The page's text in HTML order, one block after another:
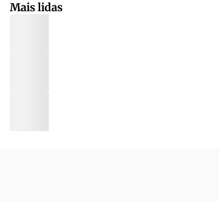
Mais lidas